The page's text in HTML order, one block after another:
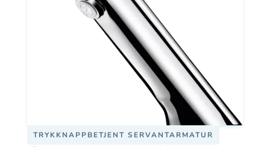
TRYKKNAPPBETJENT SERVANTARMATUR